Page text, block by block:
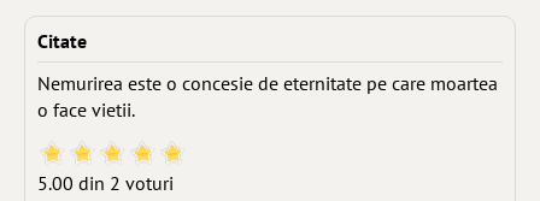
Citate
Nemurirea este o concesie de eternitate pe care moartea
o face vietii.
5.00 din 2 voturi